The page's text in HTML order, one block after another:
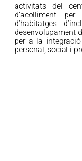
activitats del
d’acolliment
d’habitatges
desenvolupament
per a la
personal, social i